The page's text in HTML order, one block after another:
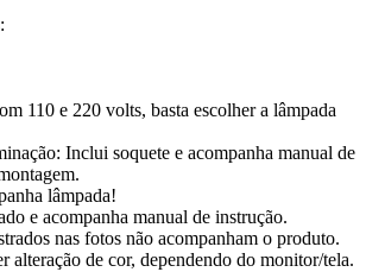
110 e 220 volts, basta escolher a lâmpada
Inclui soquete e acompanha manual de
lâmpada!
e acompanha manual de instrução.
nas fotos não acompanham o produto.
alteração de cor, dependendo do monitor/tela.